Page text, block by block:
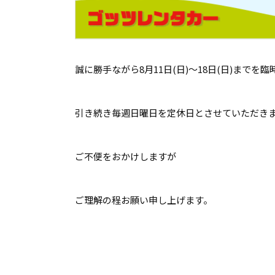
誠に勝手ながら8月11日(日)～18日(日)までを臨
引き続き毎週日曜日を定休日とさせていただきま
ご不便をおかけしますが
ご理解の程お願い申し上げます。